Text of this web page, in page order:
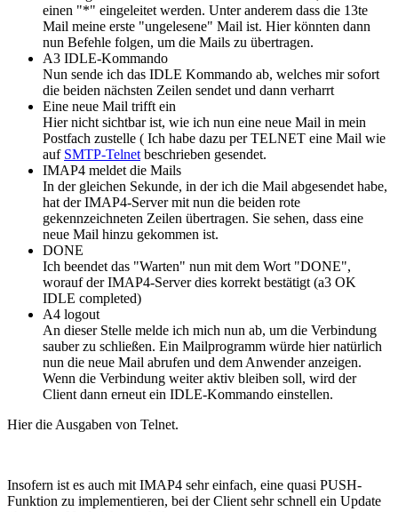
einen "*" eingeleitet werden. Unter anderem dass die 13te
Mail meine erste "ungelesene" Mail ist. Hier könnten dann
nun Befehle folgen, um die Mails zu übertragen.
A3 IDLE-Kommando
Nun sende ich das IDLE Kommando ab, welches mir sofort
die beiden nächsten Zeilen sendet und dann verharrt
Eine neue Mail trifft ein
Hier nicht sichtbar ist, wie ich nun eine neue Mail in mein
Postfach zustelle ( Ich habe dazu per TELNET eine Mail wie
auf SMTP-Telnetbeschrieben gesendet.
IMAP4 meldet die Mails
In der gleichen Sekunde, in der ich die Mail abgesendet habe,
hat der IMAP4-Server mit nun die beiden rote
gekennzeichneten Zeilen übertragen. Sie sehen, dass eine
neue Mail hinzu gekommen ist.
DONE
Ich beendet das "Warten" nun mit dem Wort "DONE",
worauf der IMAP4-Server dies korrekt bestätigt (a3 OK
IDLE completed)
A4 logout
An dieser Stelle melde ich mich nun ab, um die Verbindung
sauber zu schließen. Ein Mailprogramm würde hier natürlich
nun die neue Mail abrufen und dem Anwender anzeigen.
Wenn die Verbindung weiter aktiv bleiben soll, wird der
Client dann erneut ein IDLE-Kommando einstellen.
Hier die Ausgaben von Telnet.
Insofern ist es auch mit IMAP4 sehr einfach, eine quasi PUSH-
Funktion zu implementieren, bei der Client sehr schnell ein Update